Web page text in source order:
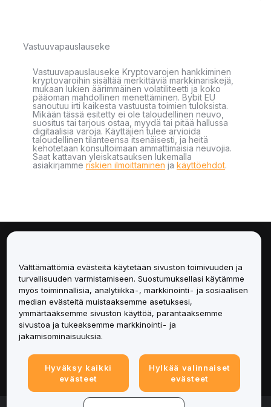
Vastuuvapauslauseke
Vastuuvapauslauseke Kryptovarojen hankkiminen
kryptovaroihin sisältää merkittäviä markkinariskejä,
mukaan lukien äärimmäinen volatiliteetti ja koko
pääoman mahdollinen menettäminen. Bybit EU
sanoutuu irti kaikesta vastuusta toimien tuloksista.
Mikään tässä esitetty ei ole taloudellinen neuvo,
suositus tai tarjous ostaa, myydä tai pitää hallussa
digitaalisia varoja. Käyttäjien tulee arvioida
taloudellinen tilanteensa itsenäisesti, ja heitä
kehotetaan konsultoimaan ammattimaisia neuvojia.
Saat kattavan yleiskatsauksen lukemalla
asiakirjamme riskien ilmoittaminen ja käyttöehdot.
Palvelut
Tuki
Tuotteet
Lakiasiat
Välttämättömiä evästeitä käytetään sivuston toimivuuden ja
turvallisuuden varmistamiseen. Suostumuksellasi käytämme
myös toiminnallisia, analytiikka-, markkinointi- ja sosiaalisen
median evästeitä muistaaksemme asetuksesi,
ymmärtääksemme sivuston käyttöä, parantaaksemme
sivustoa ja tukeaksemme markkinointi- ja
jakamisominaisuuksia.
Hyväksy kaikki
evästeet
Hylkää valinnaiset
evästeet